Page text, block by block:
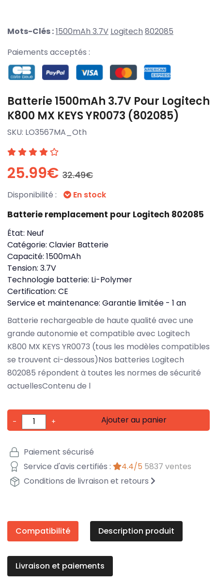
Mots-Clés :1500mAh 3.7V Logitech 802085
Paiements acceptés :
Batterie 1500mAh 3.7V Pour Logitech
K800 MX KEYS YR0073 (802085)
SKU: LO3567MA_Oth
25.99€ 32.49€
Disponibilité : En stock
Batterie remplacement pour Logitech 802085
État: Neuf
Catégorie: Clavier Batterie
Capacité: 1500mAh
Tension: 3.7V
Technologie batterie: Li-Polymer
Certification: CE
Service et maintenance: Garantie limitée - 1 an
Batterie rechargeable de haute qualité avec une
grande autonomie et compatible avec Logitech
K800 MX KEYS YR0073 (tous les modèles compatibles
se trouvent ci-dessous)Nos batteries Logitech
802085 répondent à toutes les normes de sécurité
actuellesContenu de l
- + Ajouter au panier
Paiement sécurisé
Service d'avis certifiés :
4.4/5 5837 ventes
Conditions de livraison et retours
Compatibilité Description produit
Livraison et paiements